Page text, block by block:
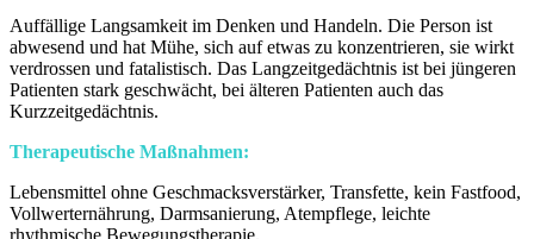
Auffällige Langsamkeit im Denken und Handeln. Die Person ist
abwesend und hat Mühe, sich auf etwas zu konzentrieren, sie wirkt
verdrossen und fatalistisch. Das Langzeitgedächtnis ist bei jüngeren
Patienten stark geschwächt, bei älteren Patienten auch das
Kurzzeitgedächtnis.
Therapeutische Maßnahmen:
Lebensmittel ohne Geschmacksverstärker, Transfette, kein Fastfood,
Vollwerternährung, Darmsanierung, Atempflege, leichte
rhythmische Bewegungstherapie.